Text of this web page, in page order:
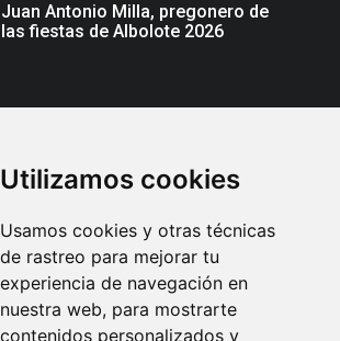
Utilizamos cookies
Usamos cookies y otras técnicas
de rastreo para mejorar tu
experiencia de navegación en
nuestra web, para mostrarte
contenidos personalizados y
Juan Antonio Milla, pregonero de
las fiestas de Albolote 2026
Seguidores
26
Seguidores